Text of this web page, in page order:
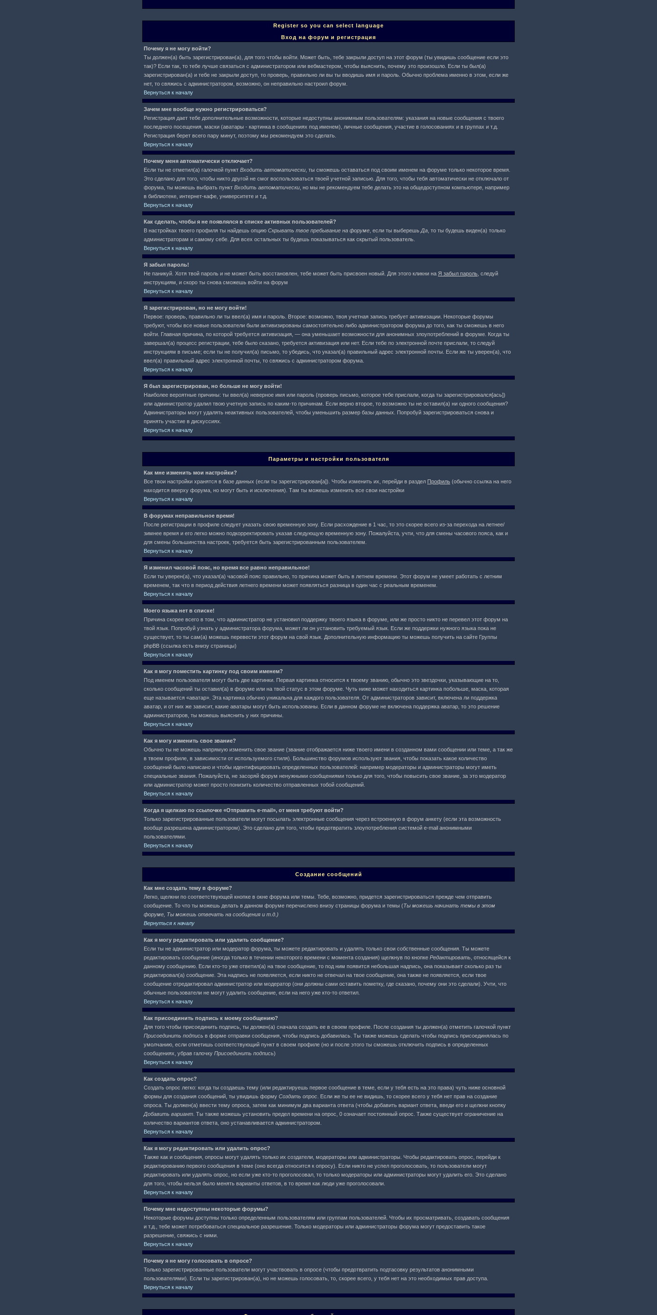
Register so you can select language
Вход на форум и регистрация
Почему я не могу войти?
Ты должен(а) быть зарегистрирован(а), для того чтобы войти. Может быть, тебе закрыли доступ на этот форум (ты увидишь сообщение если это
так)? Если так, то тебе лучше связаться с администратором или вебмастером, чтобы выяснить, почему это произошло. Если ты был(а)
зарегистрирован(а) и тебе не закрыли доступ, то проверь, правильно ли вы ты вводишь имя и пароль. Обычно проблема именно в этом, если же
нет, то свяжись с администратором, возможно, он неправильно настроил форум.
Вернуться к началу
Зачем мне вообще нужно регистрироваться?
Регистрация дает тебе дополнительные возможности, которые недоступны анонимным пользователям: указания на новые сообщения с твоего
последнего посещения, маски (аватары - картинка в сообщениях под именем), личные сообщения, участие в голосованиях и в группах и т.д.
Регистрация берет всего пару минут, поэтому мы рекомендуем это сделать.
Вернуться к началу
Почему меня автоматически отключает?
Если ты не отметил(а) галочкой пункт Входить автоматически , ты сможешь оставаться под своим именем на форуме только некоторое время.
Это сделано для того, чтобы никто другой не смог воспользоваться твоей учетной записью. Для того, чтобы тебя автоматически не отключало от
форума, ты можешь выбрать пункт Входить автоматически , но мы не рекомендуем тебе делать это на общедоступном компьютере, например
в библиотеке, интернет-кафе, университете и т.д.
Вернуться к началу
Как сделать, чтобы я не появлялся в списке активных пользователей?
В настройках твоего профиля ты найдешь опцию Скрывать твое пребывание на форуме , если ты выберешь Да , то ты будешь виден(а) только
администраторам и самому себе. Для всех остальных ты будешь показываться как скрытый пользователь.
Вернуться к началу
Я забыл пароль!
Не паникуй. Хотя твой пароль и не может быть восстановлен, тебе может быть присвоен новый. Для этого кликни на Я забыл пароль , следуй
инструкциям, и скоро ты снова сможешь войти на форум
Вернуться к началу
Я зарегистрирован, но не могу войти!
Первое: проверь, правильно ли ты ввел(а) имя и пароль. Второе: возможно, твоя учетная запись требует активизации. Некоторые форумы
требуют, чтобы все новые пользователи были активизированы самостоятельно либо администратором форума до того, как ты сможешь в него
войти. Главная причина, по которой требуется активизация, — она уменьшает возможности для анонимных злоупотреблений в форуме. Когда ты
завершал(а) процесс регистрации, тебе было сказано, требуется активизация или нет. Если тебе по электронной почте прислали, то следуй
инструкциям в письме; если ты не получил(а) письмо, то убедись, что указал(а) правильный адрес электронной почты. Если же ты уверен(а), что
ввел(а) правильный адрес электронной почты, то свяжись с администратором форума.
Вернуться к началу
Я был зарегистрирован, но больше не могу войти!
Наиболее вероятные причины: ты ввел(а) неверное имя или пароль (проверь письмо, которое тебе прислали, когда ты зарегистрировался[ась])
или администратор удалил твою учетную запись по каким-то причинам. Если верно второе, то возможно ты не оставил(а) ни одного сообщения?
Администраторы могут удалять неактивных пользователей, чтобы уменьшить размер базы данных. Попробуй зарегистрироваться снова и
принять участие в дискуссиях.
Вернуться к началу
Параметры и настройки пользователя
Как мне изменить мои настройки?
Все твои настройки хранятся в базе данных (если ты зарегистрирован[а]). Чтобы изменить их, перейди в раздел Профиль (обычно ссылка на него
находится вверху форума, но могут быть и исключения). Там ты можешь изменить все свои настройки
Вернуться к началу
В форумах неправильное время!
После регистрации в профиле следует указать свою временную зону. Если расхождение в 1 час, то это скорее всего из-за перехода на летнее/
зимнее время и его легко можно подкорректировать указав следующую временную зону. Пожалуйста, учти, что для смены часового пояса, как и
для смены большинства настроек, требуется быть зарегистрированным пользователем.
Вернуться к началу
Я изменил часовой пояс, но время все равно неправильное!
Если ты уверен(а), что указал(а) часовой пояс правильно, то причина может быть в летнем времени. Этот форум не умеет работать с летним
временем, так что в период действия летнего времени может появляться разница в один час с реальным временем.
Вернуться к началу
Моего языка нет в списке!
Причина скорее всего в том, что администратор не установил поддержку твоего языка в форуме, или же просто никто не перевел этот форум на
твой язык. Попробуй узнать у администратора форума, может ли он установить требуемый язык. Если же поддержки нужного языка пока не
существует, то ты сам(а) можешь перевести этот форум на свой язык. Дополнительную информацию ты можешь получить на сайте Группы
phpBB (ссылка есть внизу страницы)
Вернуться к началу
Как я могу поместить картинку под своим именем?
Под именем пользователя могут быть две картинки. Первая картинка относится к твоему званию, обычно это звездочки, указывающие на то,
сколько сообщений ты оставил(а) в форуме или на твой статус в этом форуме. Чуть ниже может находиться картинка побольше, маска, которая
еще называется «аватар». Эта картинка обычно уникальна для каждого пользователя. От администраторов зависит, включена ли поддержка
аватар, и от них же зависит, какие аватары могут быть использованы. Если в данном форуме не включена поддержка аватар, то это решение
администраторов, ты можешь выяснить у них причины.
Вернуться к началу
Как я могу изменить свое звание?
Обычно ты не можешь напрямую изменить свое звание (звание отображается ниже твоего имени в созданном вами сообщении или теме, а так же
в твоем профиле, в зависимости от используемого стиля). Большинство форумов используют звания, чтобы показать какое количество
сообщений было написано и чтобы идентифицировать определенных пользователей: например модераторы и администраторы могут иметь
специальные звания. Пожалуйста, не засоряй форум ненужными сообщениями только для того, чтобы повысить свое звание, за это модератор
или администратор может просто понизить количество отправленных тобой сообщений.
Вернуться к началу
Когда я щелкаю по ссылочке «Отправить e-mail», от меня требуют войти?
Только зарегистрированные пользователи могут посылать электронные сообщения через встроенную в форум анкету (если эта возможность
вообще разрешена администратором). Это сделано для того, чтобы предотвратить злоупотребления системой e-mail анонимными
пользователями.
Вернуться к началу
Создание сообщений
Как мне создать тему в форуме?
Легко, щелкни по соответствующей кнопке в окне форума или темы. Тебе, возможно, придется зарегистрироваться прежде чем отправить
сообщение. То что ты можешь делать в данном форуме перечислено внизу страницы форума и темы (Ты можешь начинать темы в этом
форуме, Ты можешь отвечать на сообщения и т.д. )
Вернуться к началу
Как я могу редактировать или удалить сообщение?
Если ты не администратор или модератор форума, ты можете редактировать и удалять только свои собственные сообщения. Ты можете
редактировать сообщение (иногда только в течении некоторого времени с момента создания) щелкнув по кнопке Редактировать , относящейся к
данному сообщению. Если кто-то уже ответил(а) на твое сообщение, то под ним появится небольшая надпись, она показывает сколько раз ты
редактировал(а) сообщение. Эта надпись не появляется, если никто не отвечал на твое сообщение, она также не появляется, если твое
сообщение отредактировал администратор или модератор (они должны сами оставить пометку, где сказано, почему они это сделали). Учти, что
обычные пользователи не могут удалить сообщение, если на него уже кто-то ответил.
Вернуться к началу
Как присоединить подпись к моему сообщению?
Для того чтобы присоединить подпись, ты должен(а) сначала создать ее в своем профиле. После создания ты должен(а) отметить галочкой пункт
Присоединить подпись в форме отправки сообщения, чтобы подпись добавилась. Ты также можешь сделать чтобы подпись присоединялась по
умолчанию, если отметишь соответствующий пункт в своем профиле (но и после этого ты сможешь отключить подпись в определенных
сообщениях, убрав галочку Присоединить подпись)
Вернуться к началу
Как создать опрос?
Создать опрос легко: когда ты создаешь тему (или редактируешь первое сообщение в теме, если у тебя есть на это права) чуть ниже основной
формы для создания сообщений, ты увидишь форму Создать опрос . Если же ты ее не видишь, то скорее всего у тебя нет прав на создание
опроса. Ты должен(а) ввести тему опроса, затем как минимум два варианта ответа (чтобы добавить вариант ответа, введи его и щелкни кнопку
Добавить вариант . Ты также можешь установить предел времени на опрос, 0 означает постоянный опрос. Также существует ограничение на
количество вариантов ответа, оно устанавливается администратором.
Вернуться к началу
Как я могу редактировать или удалить опрос?
Также как и сообщения, опросы могут удалять только их создатели, модераторы или администраторы. Чтобы редактировать опрос, перейди к
редактированию первого сообщения в теме (оно всегда относится к опросу). Если никто не успел проголосовать, то пользователи могут
редактировать или удалять опрос, но если уже кто-то проголосовал, то только модераторы или администраторы могут удалить его. Это сделано
для того, чтобы нельзя было менять варианты ответов, в то время как люди уже проголосовали.
Вернуться к началу
Почему мне недоступны некоторые форумы?
Некоторые форумы доступны только определенным пользователям или группам пользователей. Чтобы их просматривать, создавать сообщения
и т.д., тебе может потребоваться специальное разрешение. Только модераторы или администраторы форума могут предоставить такое
разрешение, свяжись с ними.
Вернуться к началу
Почему я не могу голосовать в опросе?
Только зарегистрированные пользователи могут участвовать в опросе (чтобы предотвратить подтасовку результатов анонимными
пользователями). Если ты зарегистрирован(а), но не можешь голосовать, то, скорее всего, у тебя нет на это необходимых прав доступа.
Вернуться к началу